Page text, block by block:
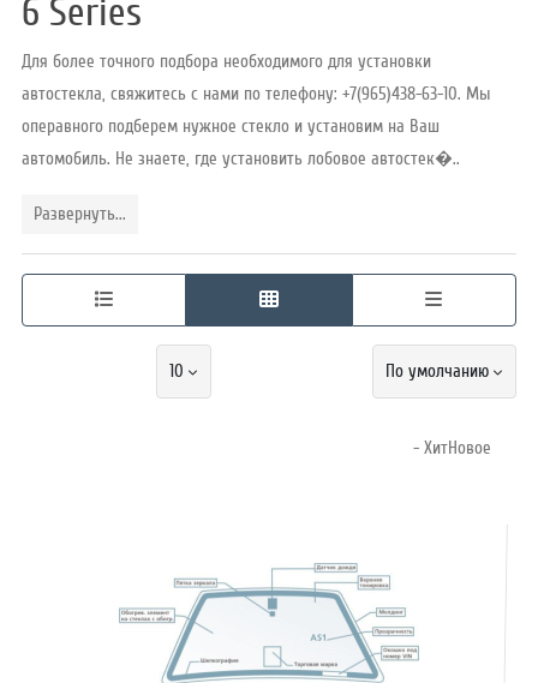
Режим
6 Series
Для более точного подбора необходимого для установки
автостекла, свяжитесь с нами по телефону: +7(965)438-63-10. Мы
операвного подберем нужное стекло и установим на Ваш
автомобиль. Не знаете, где установить лобовое автостек�..
Развернуть...
10 По умолчанию
- ХитНовое